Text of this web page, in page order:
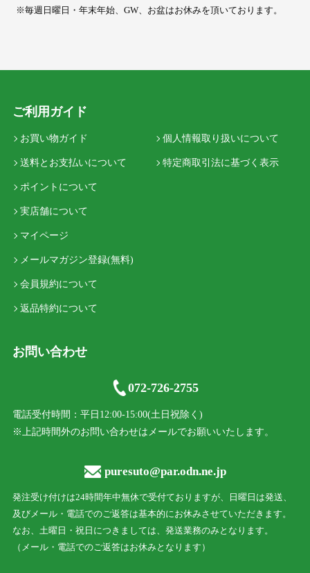
※毎週日曜日・年末年始、GW、お盆はお休みを頂いております。
ご利用ガイド
お買い物ガイド
送料とお支払いについて
ポイントについて
実店舗について
マイページ
メールマガジン登録(無料)
会員規約について
返品特約について
個人情報取り扱いについて
特定商取引法に基づく表示
お問い合わせ
072-726-2755
電話受付時間：平日12:00-15:00(土日祝除く)
※上記時間外のお問い合わせはメールでお願いいたします。
puresuto@par.odn.ne.jp
発注受け付けは24時間年中無休で受付ておりますが、日曜日は発送、
及びメール・電話でのご返答は基本的にお休みさせていただきます。
なお、土曜日・祝日につきましては、発送業務のみとなります。
（メール・電話でのご返答はお休みとなります）